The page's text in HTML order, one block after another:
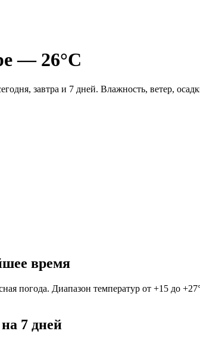
— 26°C
завтра и 7 дней. Влажность, ветер,
время
погода. Диапазон температур от +15 до
7 дней